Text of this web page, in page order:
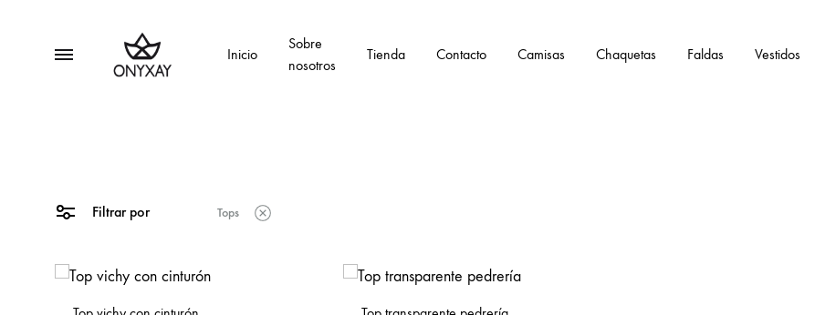
Menu
Inicio
Sobre
nosotros
Tienda Contacto Camisas Chaquetas Faldas Vestidos
Filtrar por Tops